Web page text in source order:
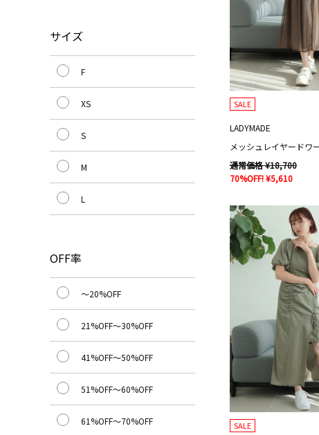
SALE
LADYMADE
通常価格 ¥18,700
70%OFF! ¥5,610
SALE
サイズ
F
XS
S
M
L
OFF率
～20%OFF
21%OFF～30%OFF
41%OFF～50%OFF
51%OFF～60%OFF
61%OFF～70%OFF